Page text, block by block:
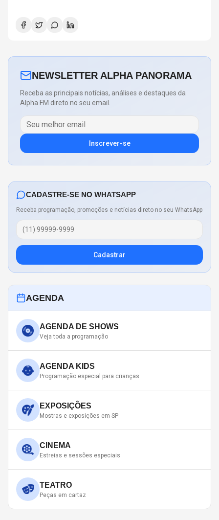
NEWSLETTER ALPHA PANORAMA
Receba as principais notícias, análises e destaques da
Alpha FM direto no seu email.
Inscrever-se
CADASTRE-SE NO WHATSAPP
Receba programação, promoções e notícias direto no seu WhatsApp
Cadastrar
AGENDA
AGENDA DE SHOWS
Veja toda a programação
AGENDA KIDS
Programação especial para crianças
EXPOSIÇÕES
Mostras e exposições em SP
CINEMA
Estreias e sessões especiais
TEATRO
Peças em cartaz